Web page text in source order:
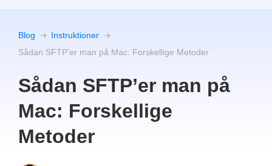
Blog
Instruktioner
Sådan SFTP’er man på Mac: Forskellige Metoder
Sådan SFTP’er man på
Mac: Forskellige
Metoder